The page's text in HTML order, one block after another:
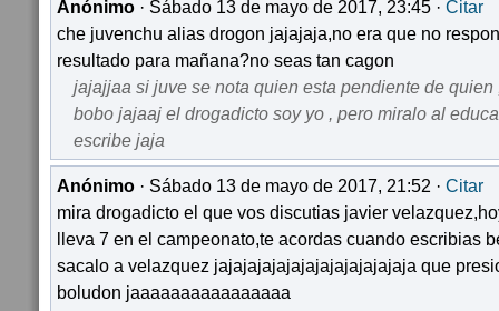
Anónimo · Sábado 13 de mayo de 2017, 23:45 · Citar
che juvenchu alias drogon jajajaja,no era que no
resultado para mañana?no seas tan cagon
jajajjaa si juve se nota quien esta pendiente de
bobo jajaaj el drogadicto soy yo , pero miralo al
escribe jaja
Anónimo · Sábado 13 de mayo de 2017, 21:52 · Citar
mira drogadicto el que vos discutias javier
lleva 7 en el campeonato,te acordas cuando escribias
sacalo a velazquez jajajajajajajajajajajajajaja que
boludon jaaaaaaaaaaaaaaaa